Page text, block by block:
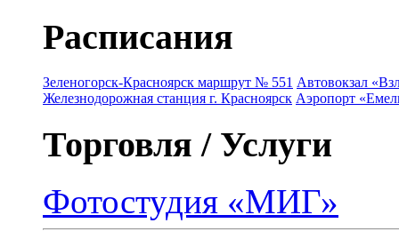
Расписания
Зеленогорск-Красноярск маршрут № 551 Автовокзал
Железнодорожная станция г. Красноярск Аэропорт
Торговля / Услуги
Фотостудия «МИГ»